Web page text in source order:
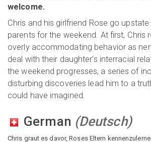
welcome.
Chris and his girlfriend Rose go
parents for the weekend. At first, Chris
overly accommodating behavior as
deal with their daughter's interracial
the weekend progresses, a series of
disturbing discoveries lead him to a
could have imagined.
German (Deutsch)
Chris graut es davor, Roses Eltern